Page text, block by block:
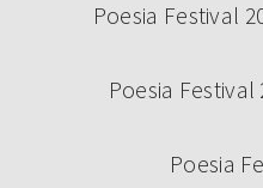
Poesia Festival
Poesia Festival
Poesia